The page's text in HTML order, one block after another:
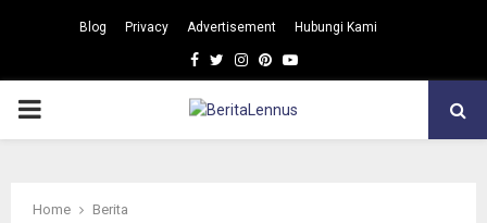
Blog Privacy Advertisement Hubungi Kami
Facebook
TwitterInstagram
Pinterest
Youtube
PRIMARY
Home
Berita